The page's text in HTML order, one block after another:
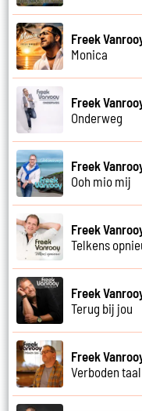
Freek
Monica
Freek
Onderweg
Freek
Ooh mio mij
Freek
Telkens
Freek
Terug bij jou
Freek
Verboden taal